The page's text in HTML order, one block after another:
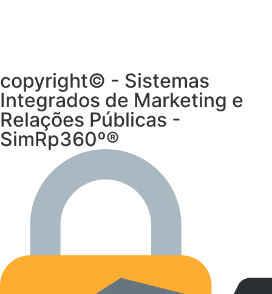
copyright© - Sistemas
Integrados de Marketing e
Relações Públicas -
SimRp360º®